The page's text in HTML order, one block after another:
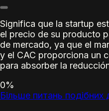
Significa que la startup
el precio de su producto
de mercado, ya que el
y el CAC proporciona un
para absorber la
0%
Більше питань подібних